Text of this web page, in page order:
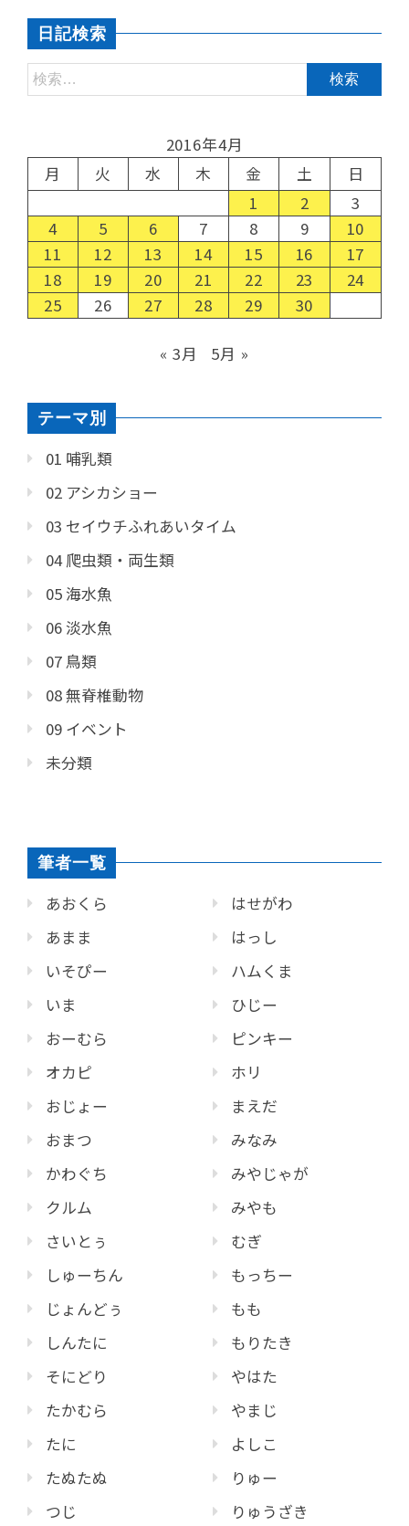
日記検索
2016年4月
月
火 水 木 金 土
日
1
2
3
4
5 6 7 8 9
10
11
12 13 14 15 16
17
18
19 20 21 22 23
24
25
26 27 28 29 30
« 3月 5月 »
テーマ別
01 哺乳類
02 アシカショー
03 セイウチふれあいタイム
04 爬虫類・両生類
05 海水魚
06 淡水魚
07 鳥類
08 無脊椎動物
09 イベント
未分類
筆者一覧
あおくら
あまま
いそぴー
いま
おーむら
オカピ
おじょー
おまつ
かわぐち
クルム
さいとぅ
しゅーちん
じょんどぅ
しんたに
そにどり
たかむら
たに
たぬたぬ
つじ
はせがわ
はっし
ハムくま
ひじー
ピンキー
ホリ
まえだ
みなみ
みやじゃが
みやも
むぎ
もっちー
もも
もりたき
やはた
やまじ
よしこ
りゅー
りゅうざき